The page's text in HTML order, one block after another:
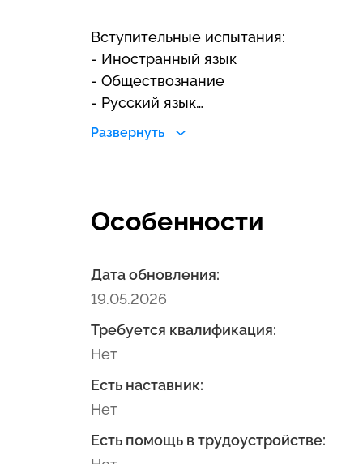
Вступительные испытания:
- Иностранный язык
- Обществознание
- Русский язык
Количество мест для приема по
Развернуть
Особенности
Дата обновления:
19.05.2026
Требуется квалификация:
Нет
Есть наставник:
Нет
Есть помощь в трудоустройстве: